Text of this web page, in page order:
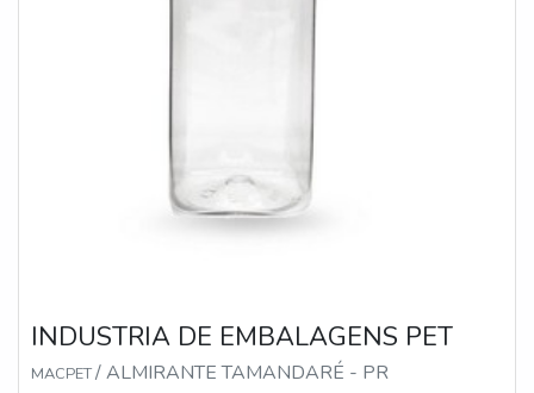
INDUSTRIA DE EMBALAGENS PET
MACPET/ ALMIRANTE TAMANDARÉ - PR